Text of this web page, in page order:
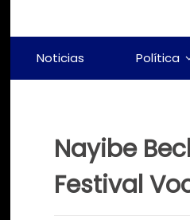
Noticias Política
Nayibe
Festival